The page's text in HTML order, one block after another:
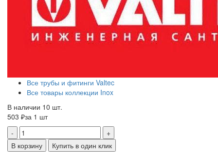
Все трубы и фитинги Valtec
Все товары коллекции Inox
В наличии 10 шт.
503 ₽за 1 шт
-
+
В корзину
Купить в один клик